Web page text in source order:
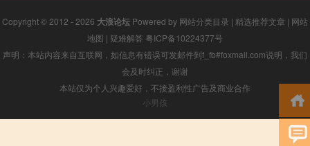
Copyright © 2012 - 2026 大浪论坛 Powered by 网站分类目录 | 精选推荐文章 | 网站
地图 | 疑难解答 粤ICP备10224377号
声明：本站内容来自互联网，如信息有错误可发邮件到f_fb#foxmail.com说明，我们
会及时纠正，谢谢
本站仅为个人兴趣爱好，不接盈利性广告及商业合作
小男孩